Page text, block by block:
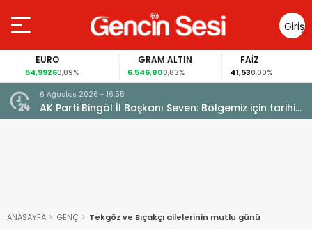
Giriş
Yap
EURO
54,99260,09%
GRAM ALTIN
6.546,800,83%
FAİZ
41,530,00%
6 Ağustos 2026 - 16:55
AK Parti Bingöl İl Başkanı Seven: Bölgemiz için tarihi
fırsat pencereleri açılıyor
ANASAYFA GENÇ Tekgöz ve Bıçakçı ailelerinin mutlu günü